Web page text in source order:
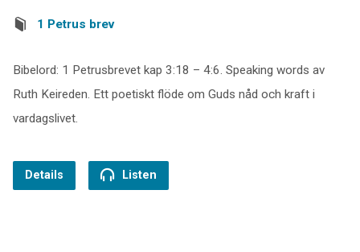
1 Petrus brev
Bibelord: 1 Petrusbrevet kap 3:18 – 4:6. Speaking words av
Ruth Keireden. Ett poetiskt flöde om Guds nåd och kraft i
vardagslivet.
Details Listen